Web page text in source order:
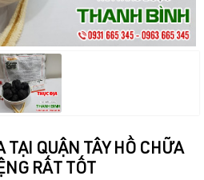
QUẬN TÂY HỒ CHỮA
RẤT TỐT